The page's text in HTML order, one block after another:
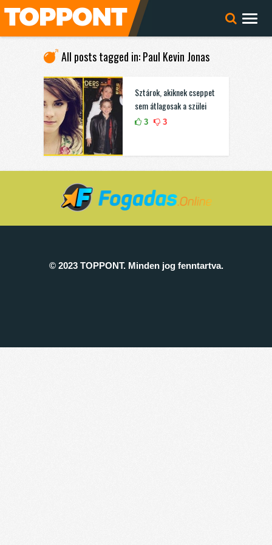
All posts tagged in: Paul Kevin Jonas
Sztárok, akiknek cseppet
sem átlagosak a szülei
3 3
© 2023 TOPPONT. Minden jog fenntartva.